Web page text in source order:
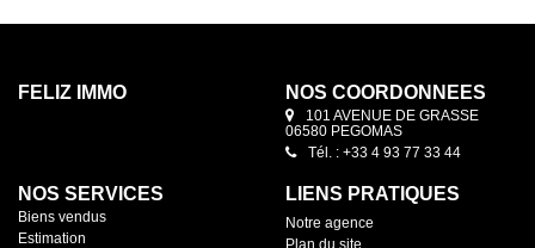
FELIZ IMMO NOS COORDONNÉES
101 AVENUE DE GRASSE
06580 PEGOMAS
Tél. : +33 4 93 77 33 44
NOS SERVICES
Biens vendus
Estimation
LIENS PRATIQUES
Notre agence